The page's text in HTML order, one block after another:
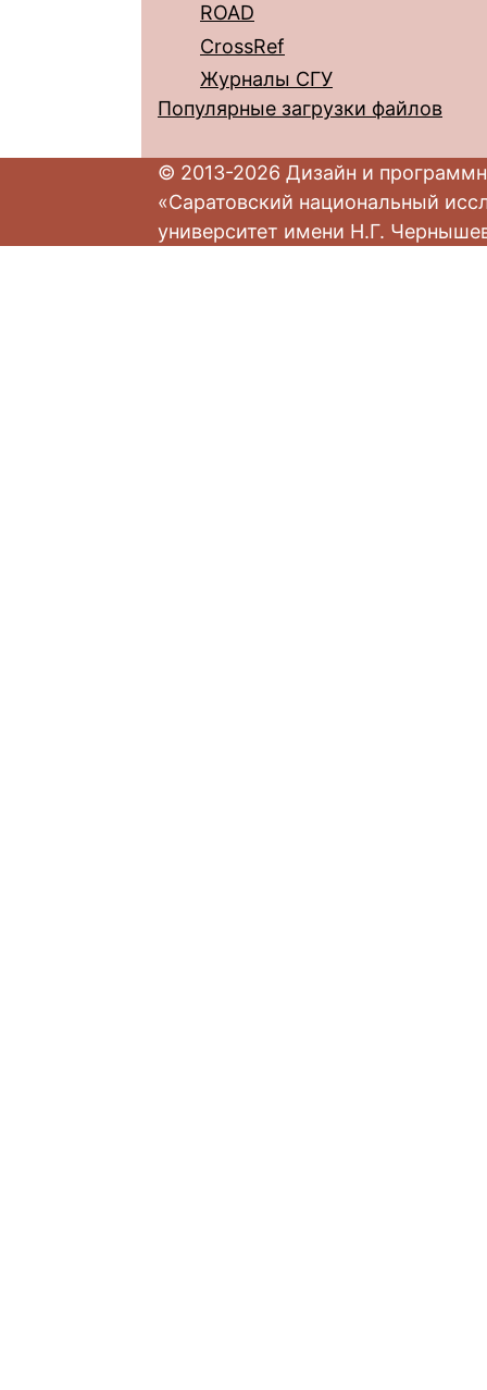
ROAD
CrossRef
Журналы СГУ
Популярные загрузки файлов
© 2013-2026 Дизайн и
«Саратовский национальный
университет имени Н.Г.